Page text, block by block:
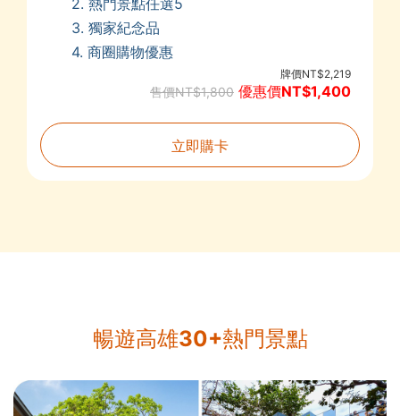
2. 熱門景點任選5
3. 獨家紀念品
4. 商圈購物優惠
牌價NT$2,219
售價NT$1,800 優惠價NT$1,400
立即購卡
暢遊高雄30+熱門景點